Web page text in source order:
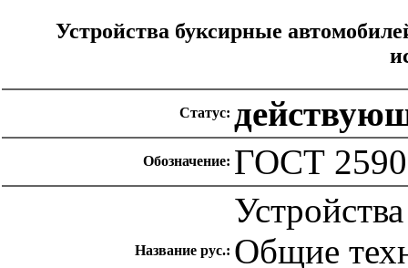
Устройства буксирные
Статус:
Обозначение: ГОСТ
Название рус.: Общие